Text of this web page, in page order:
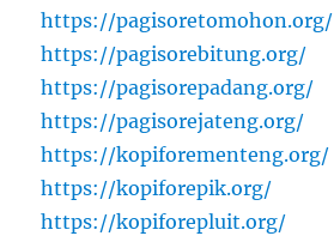
https://pagisoretomohon.org/
https://pagisorebitung.org/
https://pagisorepadang.org/
https://pagisorejateng.org/
https://kopiforementeng.org/
https://kopiforepik.org/
https://kopiforepluit.org/